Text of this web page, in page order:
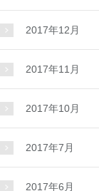
2017年12月
2017年11月
2017年10月
2017年7月
2017年6月